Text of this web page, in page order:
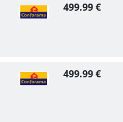
499.99 €
499.99 €